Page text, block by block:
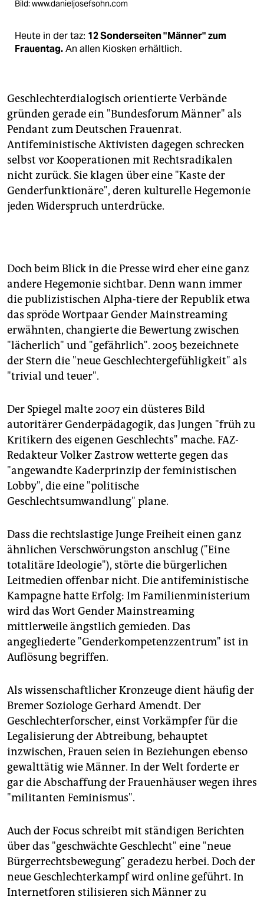
Bild: www.danieljosefsohn.com
Heute in der taz: 12 Sonderseiten "Männer" zum
Frauentag.An allen Kiosken erhältlich.
Geschlechterdialogisch orientierte Verbände
gründen gerade ein "Bundesforum Männer" als
Pendant zum Deutschen Frauenrat.
Antifeministische Aktivisten dagegen schrecken
selbst vor Kooperationen mit Rechtsradikalen
nicht zurück. Sie klagen über eine "Kaste der
Genderfunktionäre", deren kulturelle Hegemonie
jeden Widerspruch unterdrücke.
Doch beim Blick in die Presse wird eher eine ganz
andere Hegemonie sichtbar. Denn wann immer
die publizistischen Alpha-tiere der Republik etwa
das spröde Wortpaar Gender Mainstreaming
erwähnten, changierte die Bewertung zwischen
"lächerlich" und "gefährlich". 2005 bezeichnete
der Stern die "neue Geschlechtergefühligkeit" als
"trivial und teuer".
Der Spiegel malte 2007 ein düsteres Bild
autoritärer Genderpädagogik, das Jungen "früh zu
Kritikern des eigenen Geschlechts" mache. FAZ-
Redakteur Volker Zastrow wetterte gegen das
"angewandte Kaderprinzip der feministischen
Lobby", die eine "politische
Geschlechtsumwandlung" plane.
Dass die rechtslastige Junge Freiheit einen ganz
ähnlichen Verschwörungston anschlug ("Eine
totalitäre Ideologie"), störte die bürgerlichen
Leitmedien offenbar nicht. Die antifeministische
Kampagne hatte Erfolg: Im Familienministerium
wird das Wort Gender Mainstreaming
mittlerweile ängstlich gemieden. Das
angegliederte "Genderkompetenzzentrum" ist in
Auflösung begriffen.
Als wissenschaftlicher Kronzeuge dient häufig der
Bremer Soziologe Gerhard Amendt. Der
Geschlechterforscher, einst Vorkämpfer für die
Legalisierung der Abtreibung, behauptet
inzwischen, Frauen seien in Beziehungen ebenso
gewalttätig wie Männer. In der Welt forderte er
gar die Abschaffung der Frauenhäuser wegen ihres
"militanten Feminismus".
Auch der Focus schreibt mit ständigen Berichten
über das "geschwächte Geschlecht" eine "neue
Bürgerrechtsbewegung" geradezu herbei. Doch der
neue Geschlechterkampf wird online geführt. In
Internetforen stilisieren sich Männer zu